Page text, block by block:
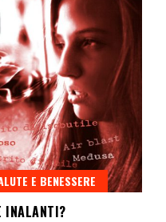
E BENESSERE
INALANTI?